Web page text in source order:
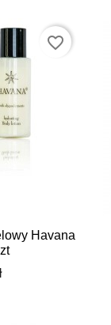
Havana
favorite_border